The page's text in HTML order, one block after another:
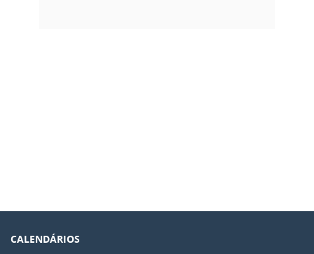
CALENDÁRIOS